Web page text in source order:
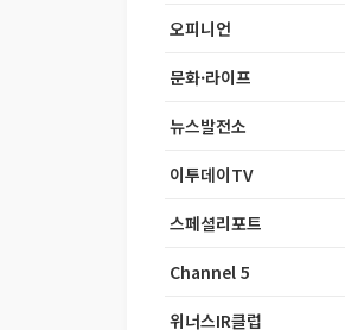
오피니언
문화·라이프
뉴스발전소
이투데이TV
스페셜리포트
Channel 5
위너스IR클럽